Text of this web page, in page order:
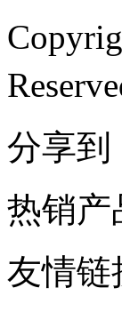
分享到
热销产
友情链